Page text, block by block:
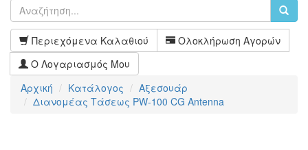
Περιεχόμενα Καλαθιού
Ολοκλήρωση Αγορών
Ο Λογαριασμός Μου
Αρχική
Κατάλογος
Αξεσουάρ
Διανομέας Τάσεως PW-100 CG Antenna